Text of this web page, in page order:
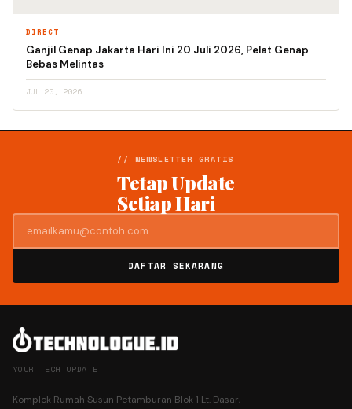
DIRECT
Ganjil Genap Jakarta Hari Ini 20 Juli 2026, Pelat Genap
Bebas Melintas
JUL 20, 2026
// NEWSLETTER GRATIS
Tetap Update
Setiap Hari
DAFTAR SEKARANG
YOUR TECH UPDATE
Komplek Rumah Susun Petamburan Blok 1 Lt. Dasar,